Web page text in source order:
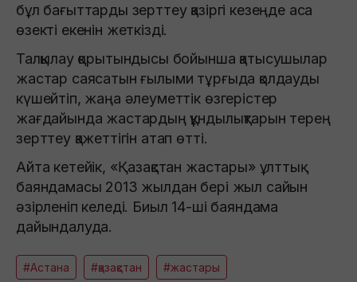
бұл бағыттарды зерттеу қазіргі кезеңде аса
өзекті екенін жеткізді.
Талқылау қорытындысы бойынша қатысушылар
жастар саясатын ғылыми тұрғыда қолдауды
күшейтіп, жаңа әлеуметтік өзгерістер
жағдайында жастардың құндылықтарын терең
зерттеу қажеттігін атап өтті.
Айта кетейік, «Қазақстан жастары» ұлттық
баяндамасы 2013 жылдан бері жыл сайын
әзірленіп келеді. Биыл 14-ші баяндама
дайындалуда.
#Астана #қазақстан #жастары